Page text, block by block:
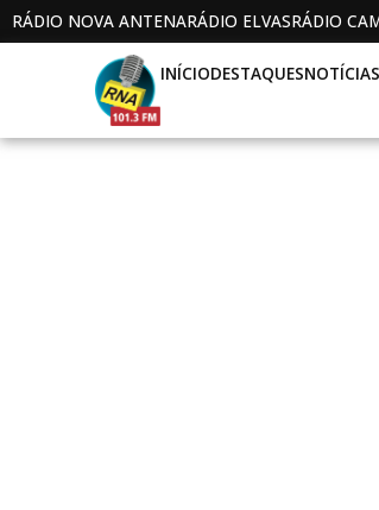
RÁDIO NOVA ANTENARÁDIO ELVASRÁDIO
INÍCIODESTAQUESNOTÍCIAS